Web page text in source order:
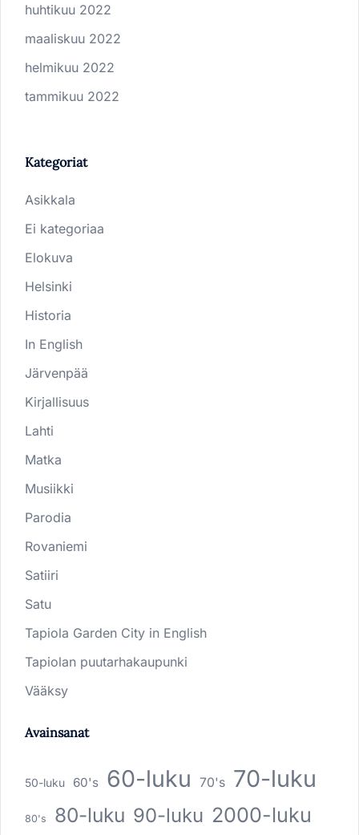
huhtikuu 2022
maaliskuu 2022
helmikuu 2022
tammikuu 2022
Kategoriat
Asikkala
Ei kategoriaa
Elokuva
Helsinki
Historia
In English
Järvenpää
Kirjallisuus
Lahti
Matka
Musiikki
Parodia
Rovaniemi
Satiiri
Satu
Tapiola Garden City in English
Tapiolan puutarhakaupunki
Vääksy
Avainsanat
50-luku 60's 60-luku 70's 70-luku
80's 80-luku 90-luku 2000-luku